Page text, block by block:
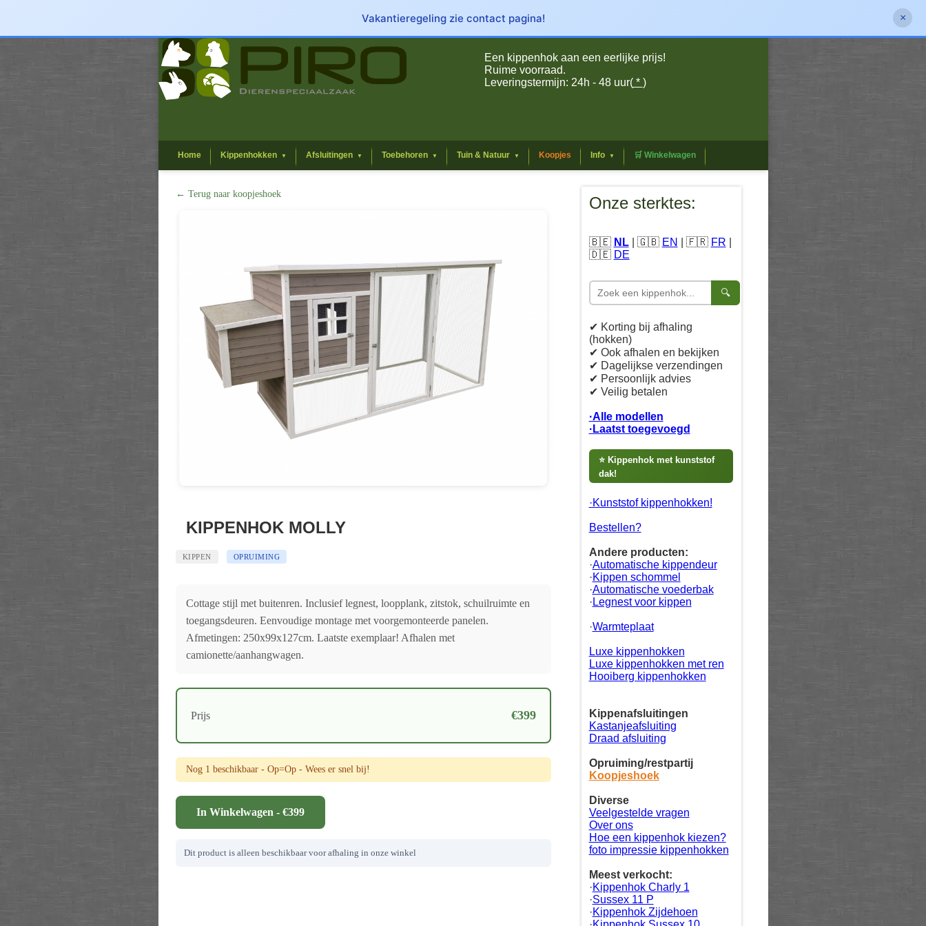
Vakantieregeling zie contact pagina! ×
Een kippenhok aan een eerlijke prijs!
Ruime voorraad.
Leveringstermijn: 24h - 48 uur(* )
Home Kippenhokken ▼ Afsluitingen ▼ Toebehoren ▼ Tuin & Natuur ▼ Koopjes Info ▼ 🛒 Winkelwagen
← Terug naar koopjeshoek
KIPPENHOK MOLLY
KIPPEN OPRUIMING
Cottage stijl met buitenren. Inclusief legnest, loopplank, zitstok, schuilruimte en
toegangsdeuren. Eenvoudige montage met voorgemonteerde panelen.
Afmetingen: 250x99x127cm. Laatste exemplaar! Afhalen met
camionette/aanhangwagen.
Prijs €399
Nog 1 beschikbaar - Op=Op - Wees er snel bij!
In Winkelwagen - €399
Dit product is alleen beschikbaar voor afhaling in onze winkel
Onze sterktes:
🇧🇪 NL| 🇬🇧 EN | 🇫🇷 FR
🇩🇪 DE
🔍
✔ Korting bij afhaling
(hokken)
✔ Ook afhalen en bekijken
✔ Dagelijkse verzendingen
✔ Persoonlijk advies
✔ Veilig betalen
·Alle modellen
·Laatst toegevoegd
⭐ Kippenhok met kunststof
dak!
·Kunststof kippenhokken!
Bestellen?
Andere producten:
·Automatische kippendeur
·Kippen schommel
·Automatische voederbak
· Legnest voor kippen
·Warmteplaat
Luxe kippenhokken
Luxe kippenhokken met ren
Hooiberg kippenhokken
Kippenafsluitingen
Kastanjeafsluiting
Draad afsluiting
Opruiming/restpartij
Koopjeshoek
Diverse
Veelgestelde vragen
Over ons
Hoe een kippenhok kiezen?
foto impressie kippenhokken
Meest verkocht:
·Kippenhok Charly 1
·Sussex 11 P
·Kippenhok Zijdehoen